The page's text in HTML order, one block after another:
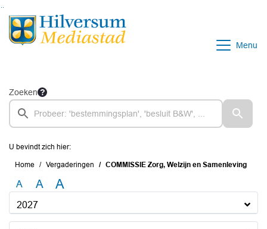
Ga naar de inhoud van deze pagina
Ga naar het zoeken
Menu
Zoeken
U bevindt zich hier:
Home Vergaderingen COMMISSIE Zorg, Welzijn en Samenleving
A A A
2027